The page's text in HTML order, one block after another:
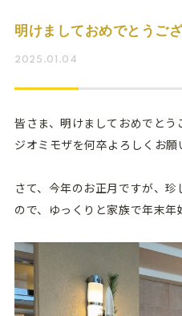
明けましておめでとうご
2025.01.04
皆さま、明けましておめでとう
ジオミモザを何卒よろしくお願
さて、今年のお正月ですが、
ので、ゆっくりと家族で年末